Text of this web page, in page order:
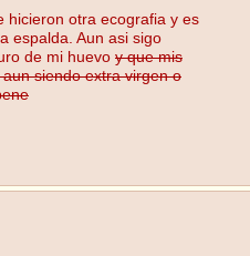
hicieron otra ecografia y es
espalda. Aun asi sigo
de mi huevo y que mis
siendo extra virgen o